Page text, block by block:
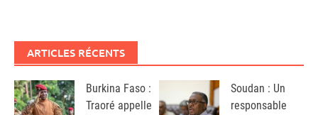
ARTICLES RÉCENTS
Burkina Faso :
Traoré appelle
Soudan : Un
responsable